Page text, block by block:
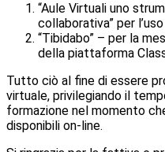
“Aule Virtuali uno
collaborativa” per
“Tibidabo” – per la
della piattaforma
Tutto ciò al fine di essere
virtuale, privilegiando il
formazione nel momento
disponibili on-line.